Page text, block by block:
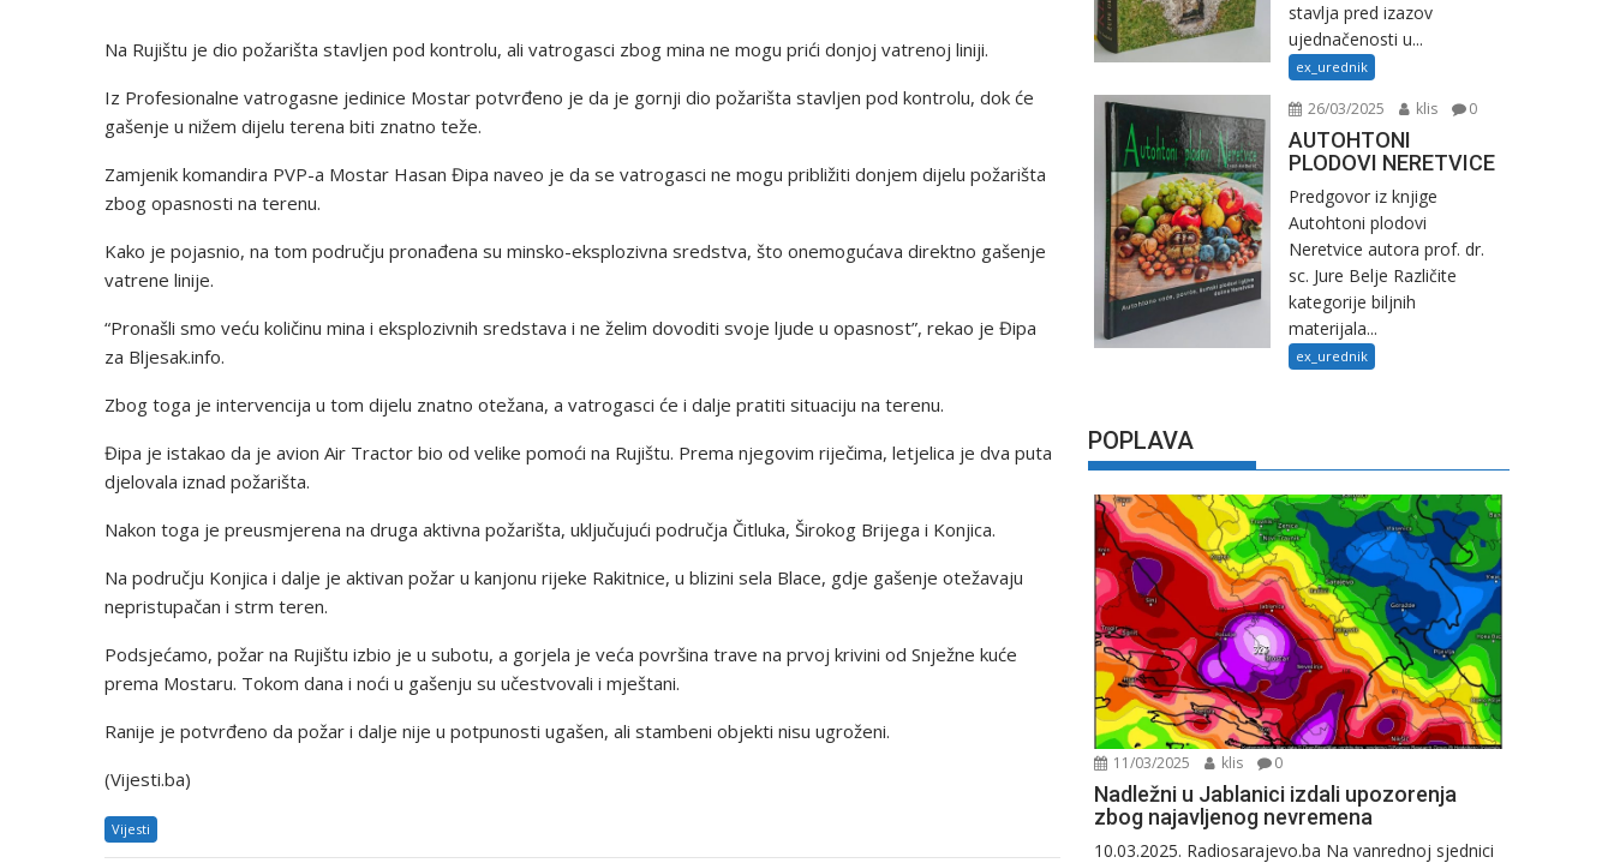
Na Rujištu je dio požarišta stavljen pod kontrolu, ali vatrogasci zbog mina ne mogu prići donjoj vatrenoj liniji.
Iz Profesionalne vatrogasne jedinice Mostar potvrđeno je da je gornji dio požarišta stavljen pod kontrolu, dok će
gašenje u nižem dijelu terena biti znatno teže.
Zamjenik komandira PVP-a Mostar Hasan Đipa naveo je da se vatrogasci ne mogu približiti donjem dijelu požarišta
zbog opasnosti na terenu.
Kako je pojasnio, na tom području pronađena su minsko-eksplozivna sredstva, što onemogućava direktno gašenje
vatrene linije.
“Pronašli smo veću količinu mina i eksplozivnih sredstava i ne želim dovoditi svoje ljude u opasnost”, rekao je Đipa
za Bljesak.info.
Zbog toga je intervencija u tom dijelu znatno otežana, a vatrogasci će i dalje pratiti situaciju na terenu.
Đipa je istakao da je avion Air Tractor bio od velike pomoći na Rujištu. Prema njegovim riječima, letjelica je dva puta
djelovala iznad požarišta.
Nakon toga je preusmjerena na druga aktivna požarišta, uključujući područja Čitluka, Širokog Brijega i Konjica.
Na području Konjica i dalje je aktivan požar u kanjonu rijeke Rakitnice, u blizini sela Blace, gdje gašenje otežavaju
nepristupačan i strm teren.
Podsjećamo, požar na Rujištu izbio je u subotu, a gorjela je veća površina trave na prvoj krivini od Snježne kuće
prema Mostaru. Tokom dana i noći u gašenju su učestvovali i mještani.
Ranije je potvrđeno da požar i dalje nije u potpunosti ugašen, ali stambeni objekti nisu ugroženi.
(Vijesti.ba)
Vijesti
stavlja pred izazov
ujednačenosti u...
ex_urednik
26/03/2025 klis 0
AUTOHTONI
PLODOVI NERETVICE
Predgovor iz knjige
Autohtoni plodovi
Neretvice autora prof. dr.
sc. Jure Belje Različite
kategorije biljnih
materijala...
ex_urednik
POPLAVA
11/03/2025 klis 0
Nadležni u Jablanici izdali upozorenja
zbog najavljenog nevremena
10.03.2025. Radiosarajevo.ba Na vanrednoj sjednici